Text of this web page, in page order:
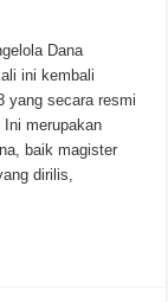
Dana
ini kembali
yang secara resmi
Ini merupakan
baik magister
dirilis,